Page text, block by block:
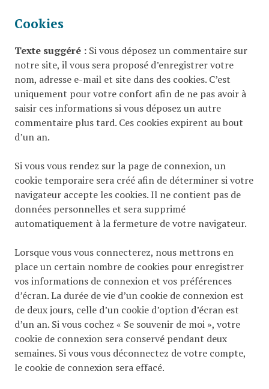
Cookies
Texte suggéré : Si vous déposez un commentaire sur
notre site, il vous sera proposé d’enregistrer votre
nom, adresse e-mail et site dans des cookies. C’est
uniquement pour votre confort afin de ne pas avoir à
saisir ces informations si vous déposez un autre
commentaire plus tard. Ces cookies expirent au bout
d’un an.
Si vous vous rendez sur la page de connexion, un
cookie temporaire sera créé afin de déterminer si votre
navigateur accepte les cookies. Il ne contient pas de
données personnelles et sera supprimé
automatiquement à la fermeture de votre navigateur.
Lorsque vous vous connecterez, nous mettrons en
place un certain nombre de cookies pour enregistrer
vos informations de connexion et vos préférences
d’écran. La durée de vie d’un cookie de connexion est
de deux jours, celle d’un cookie d’option d’écran est
d’un an. Si vous cochez « Se souvenir de moi », votre
cookie de connexion sera conservé pendant deux
semaines. Si vous vous déconnectez de votre compte,
le cookie de connexion sera effacé.